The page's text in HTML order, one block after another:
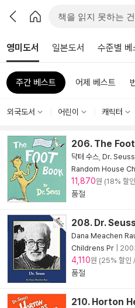
영미도서 일본도서 수준별 베
주간 베스트 어제 베스트
외국도서 어린이 캐릭터
206. The
닥터 수스 Dr. Seuss
Random House
11,870원 (18% 할
품절
208. Dr.
Dana Meachen
Childrens Pr
4,110원 (25% 할인
품절
210. Horton